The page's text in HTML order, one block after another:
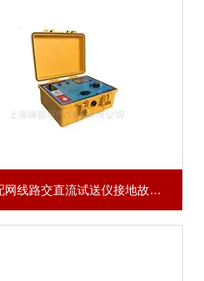
10kV配网线路交直流试送仪接地故障定位